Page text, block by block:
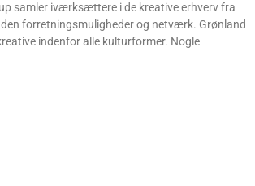
samler iværksættere i de kreative erhverv fra
den forretningsmuligheder og netværk. Grønland
indenfor alle kulturformer. Nogle